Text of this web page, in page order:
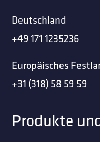
Deutschland
+49 171 1235236
Europäisches
+31 (318) 58 59 59
Produkte